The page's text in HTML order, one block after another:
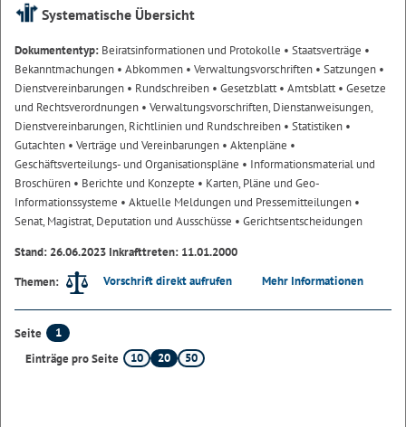
Systematische Übersicht
Dokumententyp: Beiratsinformationen und Protokolle • Staatsverträge •
Bekanntmachungen • Abkommen • Verwaltungsvorschriften • Satzungen •
Dienstvereinbarungen • Rundschreiben • Gesetzblatt• Amtsblatt• Gesetze
und Rechtsverordnungen • Verwaltungsvorschriften, Dienstanweisungen,
Dienstvereinbarungen, Richtlinien und Rundschreiben • Statistiken •
Gutachten • Verträge und Vereinbarungen • Aktenpläne •
Geschäftsverteilungs- und Organisationspläne • Informationsmaterial und
Broschüren • Berichte und Konzepte • Karten, Pläne und Geo-
Informationssysteme • Aktuelle Meldungen und Pressemitteilungen •
Senat, Magistrat, Deputation und Ausschüsse • Gerichtsentscheidungen
Stand: 26.06.2023 Inkrafttreten: 11.01.2000
Themen:
Vorschrift direkt aufrufen Mehr Informationen
Seite
1
Einträge pro Seite
10 20 50